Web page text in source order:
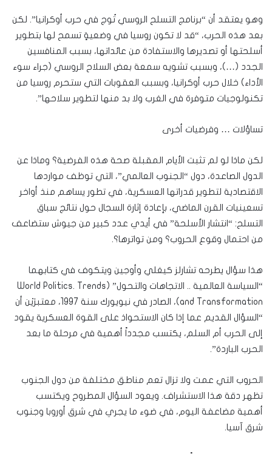
وهو يعتقد أن “برنامج التسلح الروسي تُوج في حرب أوكرانيا”. لكن
بعد هذه الحرب، “قد لا تكون روسيا في وضعيةٍ تسمح لها بتطوير
أسلحتها أو تصديرها والاستفادة من عائداتها، بسبب المنافسين
الجدد (…)، وبسبب تشويه سمعة بعض السلاح الروسي (جراء سوء
الأداء) خلال حرب أوكرانيا، وبسبب العقوبات التي ستحرم روسيا من
تكنولوجيات متوفرة في الغرب ولا بد منها لتطوير سلاحها”.
تساؤلات … وفرضيات أخرى
لكن ماذا لو لم تثبت الأيام المقبلة صحة هذه الفرضية؟ وماذا عن
الدول الصاعدة، دول “الجنوب العالمي”، التي توظف مواردها
الاقتصادية لتطوير قدراتها العسكرية، في تطور يساهم منذ أواخر
تسعينيات القرن الماضي، بإعادة إثارة السجال حول نتائج سباق
التسلح: “انتشار الأسلحة” في أيدي عدد كبير من جيوش ستضاعف
من احتمال وقوع الحروب؟ ومن تواترها؟.
هذا سؤال يطرحه تشارلز كيغلي وأوجين ويتكوف في كتابهما
“السياسة العالمية .. الاتجاهات والتحول” (World Politics. Trends
and Transformation)، الصادر في نيويورك سنة 1997، معتبرَيْن أن
“السؤال القديم عما إذا كان الاستحواذ على القوة العسكرية يقود
إلى الحرب أم السلم، يكتسب مجدداً أهمية في مرحلة ما بعد
الحرب الباردة”.
الحروب التي عمت ولا تزال تعم مناطق مختلفة من دول الجنوب
تظهر دقة هذا الاستشراف. ويعود السؤال المطروح ويكتسب
أهمية مضاعفة اليوم، في ضوء ما يجري في شرق أوروبا وجنوب
شرق آسيا.